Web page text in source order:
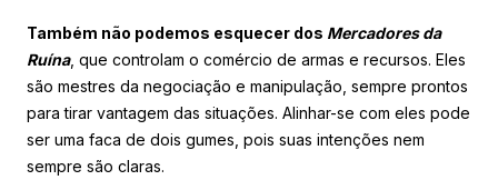
Também não podemos esquecer dos Mercadores da
Ruína, que controlam o comércio de armas e recursos. Eles
são mestres da negociação e manipulação, sempre prontos
para tirar vantagem das situações. Alinhar-se com eles pode
ser uma faca de dois gumes, pois suas intenções nem
sempre são claras.